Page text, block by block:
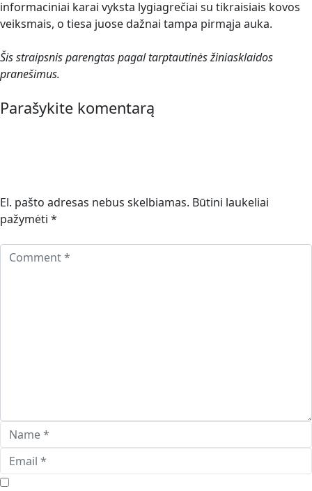
informaciniai karai vyksta lygiagrečiai su tikraisiais kovos
veiksmais, o tiesa juose dažnai tampa pirmąja auka.
Šis straipsnis parengtas pagal tarptautinės žiniasklaidos
pranešimus.
Parašykite komentarą
El. pašto adresas nebus skelbiamas. Būtini laukeliai
pažymėti *